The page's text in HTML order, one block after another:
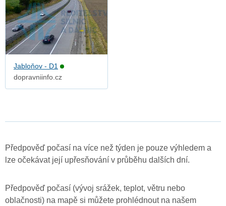
Jabloňov - D1
dopravniinfo.cz
Předpověď počasí na více než týden je pouze výhledem a
lze očekávat její upřesňování v průběhu dalších dní.
Předpověď počasí (vývoj srážek, teplot, větru nebo
oblačnosti) na mapě si můžete prohlédnout na našem